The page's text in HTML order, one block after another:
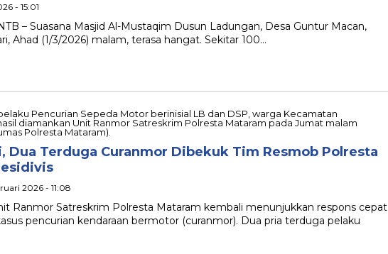
- 15:01
– Suasana Masjid Al-Mustaqim Dusun Ladungan, Desa Guntur Macan,
Ahad (1/3/2026) malam, terasa hangat. Sekitar 100…
Dua Terduga Curanmor Dibekuk Tim Resmob Polresta
2026 - 11:08
Ranmor Satreskrim Polresta Mataram kembali menunjukkan respons cepat
pencurian kendaraan bermotor (curanmor). Dua pria terduga pelaku